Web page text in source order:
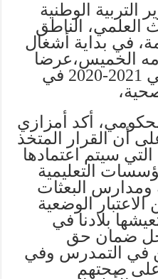
الوطنية
العلمي، الناطق
في بداية أشغال
الخميس،عرضا
حول الدخول المدرسي 2021-2020 في
أكد أمزازي
أن القرار المتخذ
سيتم اعتمادها
التعليمية
ومدارس البعثات
الاعتبار الوضعية
بلادنا في
ضمان حق
في التمدرس وفي
صحتهم